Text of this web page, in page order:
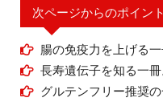
次ページからのポイント
腸の免疫力を上げる一
長寿遺伝子を知る一冊
グルテンフリー推奨の